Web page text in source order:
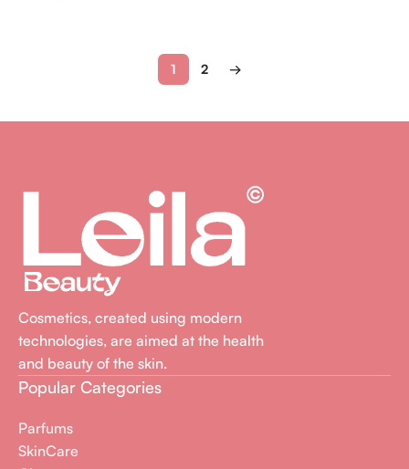
1 2 →
Cosmetics, created using modern
technologies, are aimed at the health
and beauty of the skin.
Popular Categories
Parfums
SkinCare